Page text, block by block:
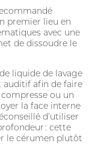
premier lieu en
avec une
de dissoudre le
liquide de lavage
auditif afin de faire
ou un
la face interne
d’utiliser
: cette
le cérumen plutôt